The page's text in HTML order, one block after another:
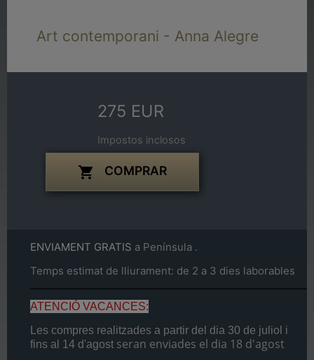
Art contemporani - Anna Alegre
275 EUR
Impostos inclosos
 COMPRAR
ENVIAMENT GRATIS a Península .
Temps estimat de lliurament: de 2 a 3 dies laborables
ATENCIÓ VACANCES:
Les compres realitzades a partir del dia 30 de juliol i
fins al 14 d'agost seran enviades el dia 18 d'agost